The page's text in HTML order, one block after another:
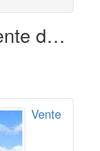
33 terrains en vente dans le Jura (39)
Vente